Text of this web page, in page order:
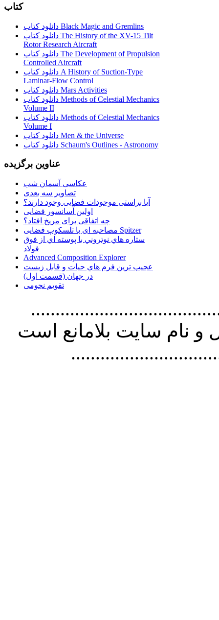
کتاب
دانلود کتاب Black Magic and Gremlins
دانلود کتاب The History of the XV-15 Tilt
Rotor Research Aircraft
دانلود کتاب The Development of Propulsion
Controlled Aircraft
دانلود کتاب A History of Suction-Type
Laminar-Flow Control
دانلود کتاب Mars Activities
دانلود کتاب Methods of Celestial Mechanics
Volume II
دانلود کتاب Methods of Celestial Mechanics
Volume I
دانلود کتاب Men & the Universe
دانلود کتاب Schaum's Outlines - Astronomy
عناوین برگزیده
عکاسی آسمان شب
تصاویر سه بعدی
آیا براستی موجودات فضایی وجود دارند؟
اولین آسانسور فضایی
چه اتفاقی برای مریخ افتاد؟
مصاحبه ای با تلسکوپ فضایی Spitzer
ستاره هاي نوتروني با پوسته اي از فوق
فولاد
Advanced Composition Explorer
عجیب ترین فرم هاي حيات و قابل زيست
در جهان (قسمت اول)
تقویم نجومی
استفاده از
نام سايت بلامانع است